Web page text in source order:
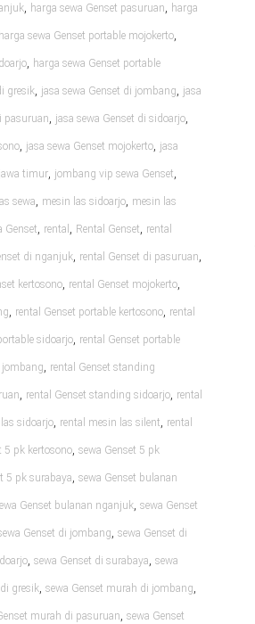
, harga sewa Genset pasuruan, harga
harga sewa Genset portable mojokerto,
, harga sewa Genset portable
gresik, jasa sewa Genset di jombang, jasa
pasuruan, jasa sewa Genset di sidoarjo,
, jasa sewa Genset mojokerto, jasa
jawa timur, jombang vip sewa Genset,
sewa, mesin las sidoarjo, mesin las
Genset, rental , Rental Genset, rental
di nganjuk, rental Genset di pasuruan,
kertosono, rental Genset mojokerto,
, rental Genset portable kertosono, rental
sidoarjo, rental Genset portable
jombang, rental Genset standing
, rental Genset standing sidoarjo, rental
sidoarjo, rental mesin las silent, rental
5 pk kertosono, sewa Genset 5 pk
5 pk surabaya, sewa Genset bulanan
Genset bulanan nganjuk, sewa Genset
Genset di jombang, sewa Genset di
, sewa Genset di surabaya, sewa
gresik, sewa Genset murah di jombang,
murah di pasuruan, sewa Genset